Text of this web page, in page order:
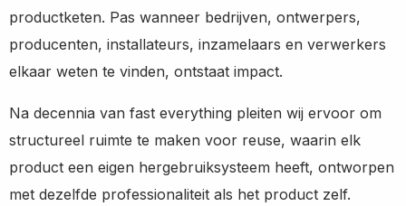
productketen. Pas wanneer bedrijven, ontwerpers,
producenten, installateurs, inzamelaars en verwerkers
elkaar weten te vinden, ontstaat impact.
Na decennia van fast everything pleiten wij ervoor om
structureel ruimte te maken voor reuse, waarin elk
product een eigen hergebruiksysteem heeft, ontworpen
met dezelfde professionaliteit als het product zelf.